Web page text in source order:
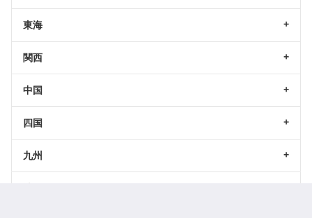
東海
関西
中国
四国
九州